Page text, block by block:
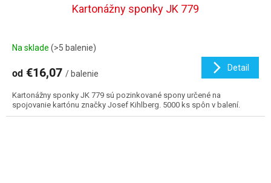
Kartonážny sponky JK 779
Na sklade (>5 balenie)
od €16,07 / balenie
Detail
Kartonážny sponky JK 779 sú pozinkované spony určené na
spojovanie kartónu značky Josef Kihlberg. 5000 ks spôn v balení.